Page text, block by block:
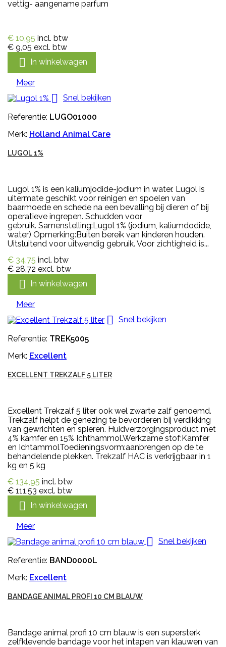
vettig- aangename parfum
€ 10,95 incl. btw
€ 9,05 excl. btw
 In winkelwagen
Meer
 Snel bekijken
Referentie: LUGO01000
Merk: Holland Animal Care
LUGOL 1%
Lugol 1% is een kaliumjodide-jodium in water. Lugol is
uitermate geschikt voor reinigen en spoelen van
baarmoede en schede na een bevalling bij dieren of bij
operatieve ingrepen. Schudden voor
gebruik. Samenstelling:Lugol 1% (jodium, kaliumdodide,
water) Opmerking:Buiten bereik van kinderen houden.
Uitsluitend voor uitwendig gebruik. Voor zichtigheid is...
€ 34,75 incl. btw
€ 28,72 excl. btw
 In winkelwagen
Meer
 Snel bekijken
Referentie: TREK5005
Merk: Excellent
EXCELLENT TREKZALF 5 LITER
Excellent Trekzalf 5 liter ook wel zwarte zalf genoemd.
Trekzalf helpt de genezing te bevorderen bij verdikking
van gewrichten en spieren. Huidverzorgingsproduct met
4% kamfer en 15% Ichthammol.Werkzame stof:Kamfer
en IchtammolToedieningsvorm:aanbrengen op de te
behandelende plekken. Trekzalf HAC is verkrijgbaar in 1
kg en 5 kg
€ 134,95 incl. btw
€ 111,53 excl. btw
 In winkelwagen
Meer
 Snel bekijken
Referentie: BAND0000L
Merk: Excellent
BANDAGE ANIMAL PROFI 10 CM BLAUW
Bandage animal profi 10 cm blauw is een supersterk
zelfklevende bandage voor het intapen van klauwen van